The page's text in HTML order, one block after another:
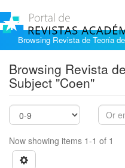
Browsing Revista de Teoría
Browsing Revista
Subject "Coen"
Now showing items 1-1 of 1